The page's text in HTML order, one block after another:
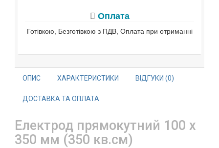
Оплата
Готівкою, Безготівкою з ПДВ, Оплата при отриманні
ОПИС ХАРАКТЕРИСТИКИ ВІДГУКИ (0)
ДОСТАВКА ТА ОПЛАТА
Електрод прямокутний 100 х
350 мм (350 кв.см)